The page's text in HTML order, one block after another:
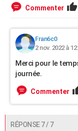
Commenter
Fran6c0
2 nov. 2022 à
Merci pour le
journée.
Commenter
RÉPONSE 7 / 7